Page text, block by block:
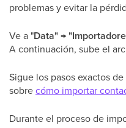
problemas y evitar la
Ve a "Data" →
A continuación, sube el
Sigue los pasos exactos
sobrecómo importar
Durante el proceso de